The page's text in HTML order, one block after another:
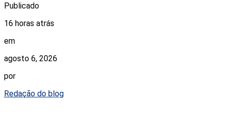
Publicado
16 horas atrás
em
agosto 6, 2026
por
Redação do blog